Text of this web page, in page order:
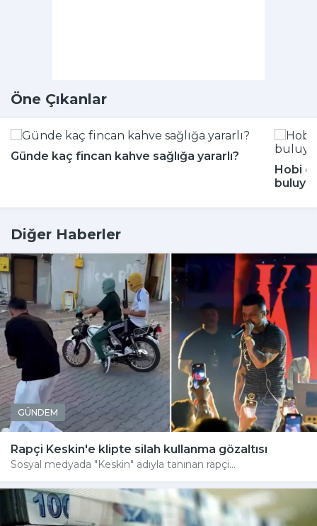
Öne Çıkanlar
Günde kaç fincan kahve sağlığa yararlı?
Hobi
Diğer Haberler
GÜNDEM
Rapçi Keskin'e klipte silah kullanma gözaltısı
Sosyal medyada "Keskin" adıyla tanınan rapçi...